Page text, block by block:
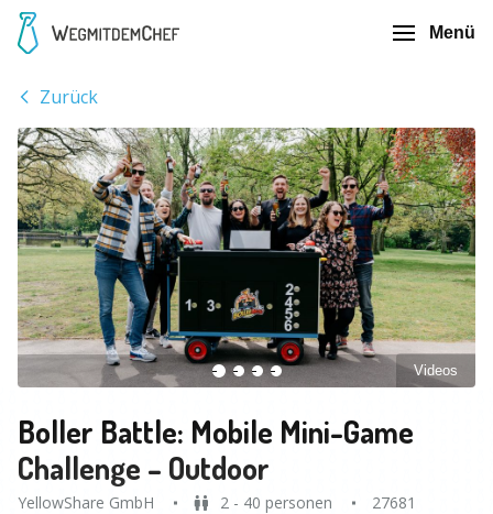
Menü
Zurück
Videos
Boller Battle: Mobile Mini-Game
Challenge – Outdoor
YellowShare GmbH 2 - 40 personen 27681